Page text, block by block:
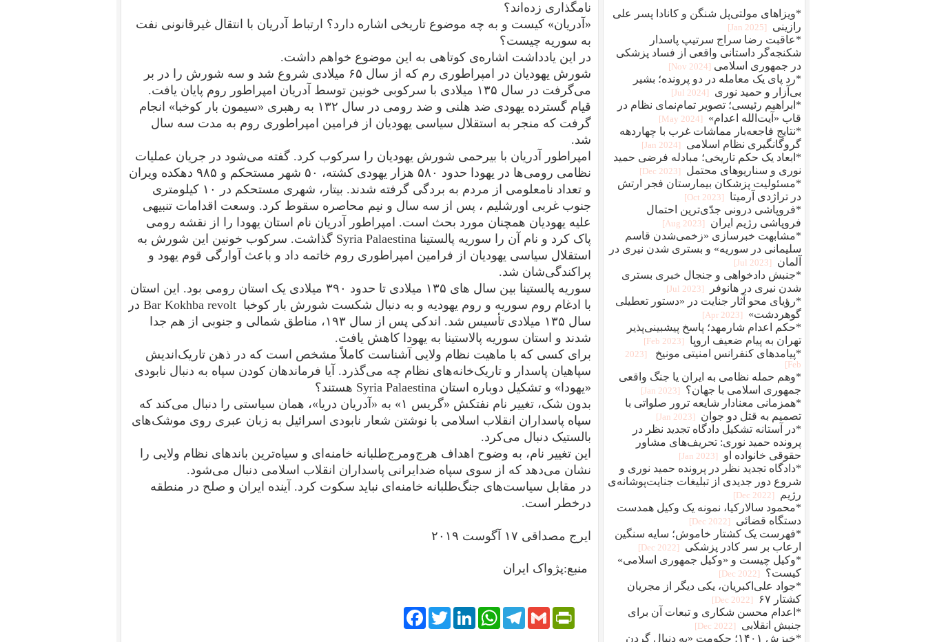
نامگذاری زده‌اند؟
«آدریان» کیست و به چه موضوع تاریخی اشاره دارد؟‌ ارتباط آدریان با انتقال غیرقانونی نفت
به سوریه چیست؟‌
در این یادداشت اشاره‌‌ی کوتاهی به این موضوع خواهم داشت.
شورش یهودیان در امپراطوری رم که از سال ۶۵ میلادی شروع شد و سه شورش را در بر
می‌گرفت در سال ۱۳۵ میلادی با سرکوبی خونین توسط آدریان امپراطور روم پایان یافت.
قیام گسترده یهودی ضد هلنی و ضد رومی در سال ۱۳۲ به رهبری «سیمون بار کوخبا» انجام
گرفت که منجر به استقلال سیاسی یهودیان از فرامین امپراطوری روم به مدت سه سال
شد.
امپراطور آدریان با بیرحمی شورش یهودیان را سرکوب کرد. گفته‌ می‌شود در جریان عملیات
نظامی رومی‌ها در یهودا حدود ۵۸۰ هزار یهودی کشته، ۵۰ شهر مستحکم و ۹۸۵ دهکده ویران
و تعداد نامعلومی از مردم به بردگی گرفته شدند. بیتار، شهری مستحکم در ۱۰ کیلومتری
جنوب غربی اورشلیم ، پس از سه سال و نیم محاصره سقوط کرد. وسعت اقدامات تنبیهی
علیه یهودیان همچنان مورد بحث است. امپراطور آدریان نام استان یهودا را از نقشه رومی
پاک کرد و نام آن را سوریه پالستینا Syria Palaestina گذاشت. سرکوب خونین این شورش به
استقلال سیاسی یهودیان از فرامین امپراطوری روم خاتمه داد و باعث آوارگی قوم یهود و
پراکندگی‌شان شد.
سوریه پالستینا بین سال های ۱۳۵ میلادی تا حدود ۳۹۰ میلادی یک استان رومی بود. این استان
با ادغام روم سوریه و روم یهودیه و به دنبال شکست شورش بار کوخبا Bar Kokhba revolt در
سال ۱۳۵ میلادی تأسیس شد. اندکی پس از سال ۱۹۳، مناطق شمالی و جنوبی از هم جدا
شدند و استان سوریه پالاستینا به یهودا کاهش یافت.
برای کسی که با ماهیت نظام ولایی آشناست کاملاً مشخص است که در ذهن تاریک‌اندیش
سپاهیان پاسدار و تاریک‌خانه‌های نظام چه می‌گذرد. آیا فرماندهان کودن سپاه به دنبال نابودی
«یهودا» و تشکیل دوباره استان Syria Palaestina هستند؟
بدون شک، تغییر نام نفتکش «گریس ۱» به «آدریان دریا»، همان سیاستی را دنبال می‌کند که
سپاه پاسداران انقلاب اسلامی با نوشتن شعار نابودی اسرائیل به زبان عبری روی موشک‌های
بالستیک دنبال می‌کرد.
این تغییر نام، به وضوح اهداف هرج‌ومرج‌طلبانه‌ خامنه‌ای و سیاه‌ترین باند‌های نظام ولایی را
نشان می‌دهد که از سوی سپاه ضد‌ایرانی پاسداران انقلاب اسلامی دنبال می‌شود.
در مقابل سیاست‌های جنگ‌طلبانه خامنه‌ای نباید سکوت کرد. آینده ایران و صلح در منطقه
درخطر است.
ایرج مصداقی ۱۷ آگوست ۲۰۱۹
منبع:پژواک ایران
FacebookTwitterLinkedIn
WhatsAppTelegramGmail
PrintFriendly
*ویزا‌های مولتی‌پل شنگن و کانادا پسر علی
رازینی
[2025 Jan]
*عاقبت رضا سراج سرتيپ پاسدار
شکنجه‌گر داستانی واقعی از فساد پزشکی
در جمهوری اسلامی [2024 Nov]
*رد پای یک معامله در دو پرونده؛ بشیر
بی‌آزار و حمید نوری
[2024 Jul]
*ابراهیم رئیسی؛ تصویر تمام‌نمای نظام در
قاب «آیت‌الله اعدام»
[2024 May]
*نتایج فاجعه‌بار مماشات غرب با چهاردهه
گروگانگیری نظام اسلامی
[2024 Jan]
*ابعاد یک حکم تاریخی؛ مبادله فرضی حمید
نوری و سناریوهای محتمل
[2023 Dec]
*مسئولیت پزشکان بیمارستان فجر ارتش
در تراژدی آرمیتا
[2023 Oct]
*فروپاشی درونی جدّی‌ترین احتمال
فروپاشی رژیم ایران
[2023 Aug]
*مشابهت خبرسازی «زخمی‌شدن قاسم
سلیمانی در سوریه» و بستری شدن نیری در
آلمان
[2023 Jul]
*جنبش دادخواهی و جنجال خبری بستری
شدن نیری در هانوفر
[2023 Jul]
*رؤیای محو آثار جنایت در «دستور تعطیلی
گوهردشت»
[2023 Apr]
*حکم اعدام شارمهد؛ پاسخ پیشبینی‌پذیر
تهران به پیام ضعیف اروپا
[2023 Feb]
*پیامدهای کنفرانس امنیتی مونیخ
[2023
Feb]
*وهم حمله نظامی به ایران یا جنگ واقعی
جمهوری اسلامی با جهان؟
[2023 Jan]
*همزمانی معنادار شایعه ترور صلواتی با
تصمیم به قتل دو جوان
[2023 Jan]
*در آستانه تشکیل دادگاه تجدید نظر در
پرونده حمید نوری: تحریف‌های مشاور
حقوقی خانواده او
[2023 Jan]
*دادگاه تجدید نظر در پرونده حمید نوری و
شروع دور جدیدی از تبلیغات جنایت‌پوشانه‌ی
رژیم
[2022 Dec]
*محمود سالارکیا، نمونه یک وکیل همدست
دستگاه قضائی
[2022 Dec]
*فهرست یک کشتار خاموش؛ سایه سنگین
ارعاب بر سر کادر پزشکی
[2022 Dec]
*وکیل چیست و «وکیل جمهوری اسلامی»
کیست؟
[2022 Dec]
*جواد علی‌اکبریان، یکی دیگر از مجریان
کشتار ۶۷
[2022 Dec]
*اعدام محسن شکاری و تبعات آن برای
جنبش انقلابی
[2022 Dec]
*خیزش ۱۴۰۱؛ حکومت «به دنبال گردن